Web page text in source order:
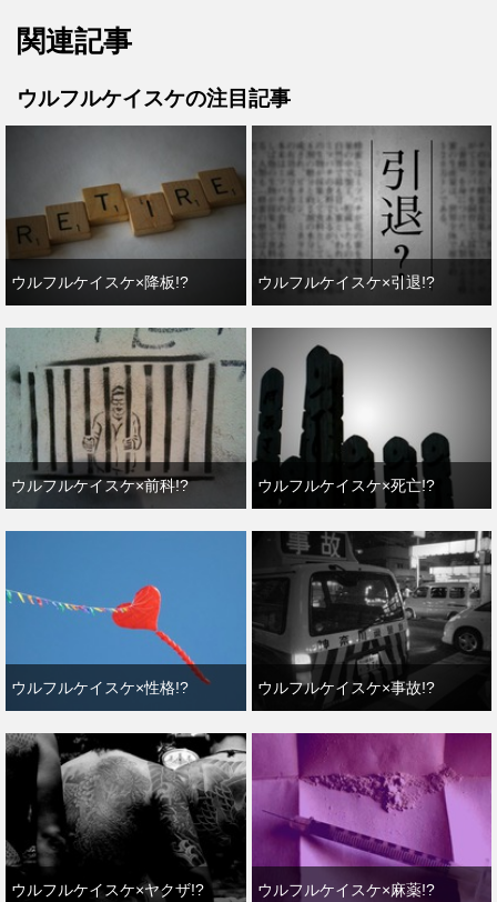
関連記事
ウルフルケイスケの注目記事
ウルフルケイスケ×降板!? ウルフルケイスケ×引退!?
ウルフルケイスケ×前科!? ウルフルケイスケ×死亡!?
ウルフルケイスケ×性格!? ウルフルケイスケ×事故!?
ウルフルケイスケ×ヤクザ!? ウルフルケイスケ×麻薬!?